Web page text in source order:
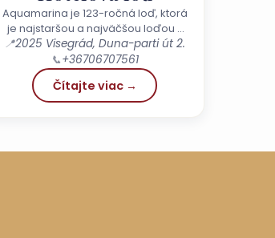
Aquamarina je 123-ročná loď, ktorá
je najstaršou a najväčšou loďou v
Maďarsku.
📍2025 Visegrád, Duna-parti út 2.
📞+36706707561
Čítajte viac →